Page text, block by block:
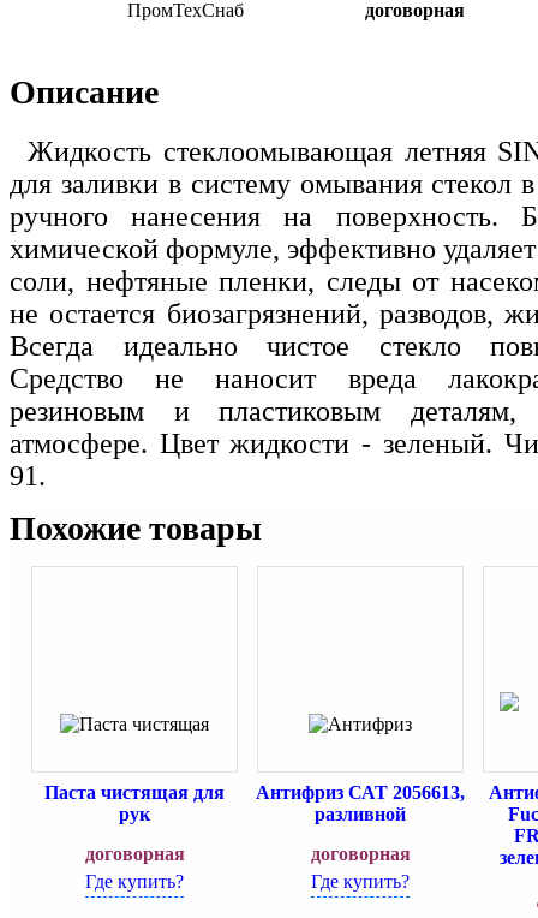
ПромТехСнаб договорная
Описание
Жидкость стеклоомывающая летняя
для заливки в систему омывания стекол
ручного нанесения на поверхность.
химической формуле, эффективно удаляет
соли, нефтяные пленки, следы от
не остается биозагрязнений, разводов,
Всегда идеально чистое стекло
Средство не наносит вреда
резиновым и пластиковым
атмосфере. Цвет жидкости - зеленый.
91.
Похожие товары
Паста чистящая для
рук
договорная
Где купить?
Антифриз САТ 2056613,
разливной
договорная
Где купить?